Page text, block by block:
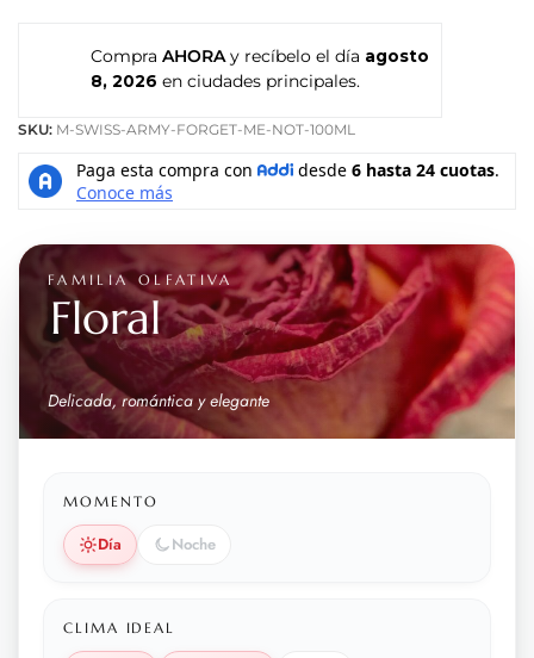
Compra AHORA y recíbelo el día agosto
8, 2026 en ciudades principales.
SKU: M-SWISS-ARMY-FORGET-ME-NOT-100ML
FAMILIA OLFATIVA
Floral
Delicada, romántica y elegante
MOMENTO
Día Noche
CLIMA IDEAL